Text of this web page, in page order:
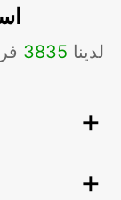
لدينا 3835